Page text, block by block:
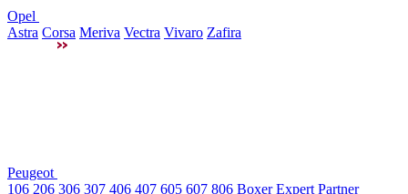
Opel
Astra Corsa Meriva Vectra Vivaro Zafira
Peugeot
106 206 306 307 406 407 605 607 806 Boxer Expert Partner